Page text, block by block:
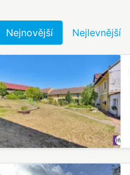
Nejnovější Nejlevnější